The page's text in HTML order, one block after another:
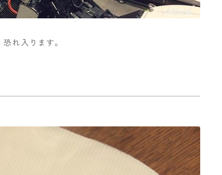
れ入ります。